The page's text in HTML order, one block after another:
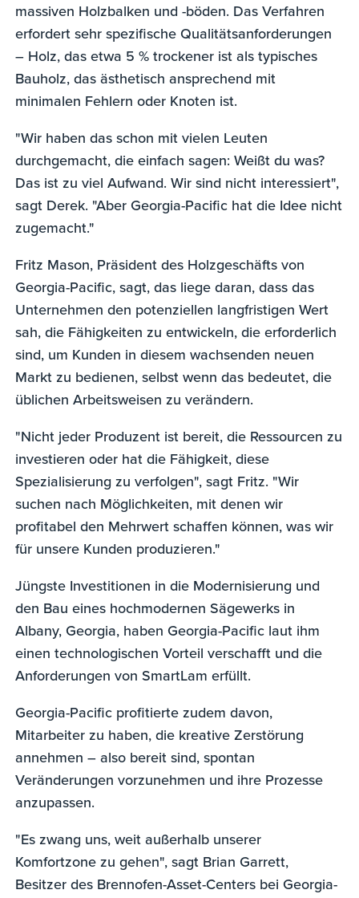
massiven Holzbalken und -böden. Das Verfahren
erfordert sehr spezifische Qualitätsanforderungen
– Holz, das etwa 5 % trockener ist als typisches
Bauholz, das ästhetisch ansprechend mit
minimalen Fehlern oder Knoten ist.
"Wir haben das schon mit vielen Leuten
durchgemacht, die einfach sagen: Weißt du was?
Das ist zu viel Aufwand. Wir sind nicht interessiert",
sagt Derek. "Aber Georgia-Pacific hat die Idee nicht
zugemacht."
Fritz Mason, Präsident des Holzgeschäfts von
Georgia-Pacific, sagt, das liege daran, dass das
Unternehmen den potenziellen langfristigen Wert
sah, die Fähigkeiten zu entwickeln, die erforderlich
sind, um Kunden in diesem wachsenden neuen
Markt zu bedienen, selbst wenn das bedeutet, die
üblichen Arbeitsweisen zu verändern.
"Nicht jeder Produzent ist bereit, die Ressourcen zu
investieren oder hat die Fähigkeit, diese
Spezialisierung zu verfolgen", sagt Fritz. "Wir
suchen nach Möglichkeiten, mit denen wir
profitabel den Mehrwert schaffen können, was wir
für unsere Kunden produzieren."
Jüngste Investitionen in die Modernisierung und
den Bau eines hochmodernen Sägewerks in
Albany, Georgia, haben Georgia-Pacific laut ihm
einen technologischen Vorteil verschafft und die
Anforderungen von SmartLam erfüllt.
Georgia-Pacific profitierte zudem davon,
Mitarbeiter zu haben, die kreative Zerstörung
annehmen – also bereit sind, spontan
Veränderungen vorzunehmen und ihre Prozesse
anzupassen.
"Es zwang uns, weit außerhalb unserer
Komfortzone zu gehen", sagt Brian Garrett,
Besitzer des Brennofen-Asset-Centers bei Georgia-